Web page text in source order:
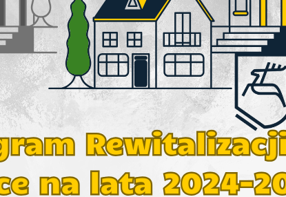
Twoją prywatność. Możesz zmienić ustawienia cookies lub zaakceptować je